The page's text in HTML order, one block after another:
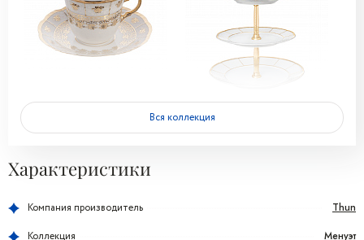
Вся коллекция
Характеристики
Компания производитель Thun
Коллекция Менуэт